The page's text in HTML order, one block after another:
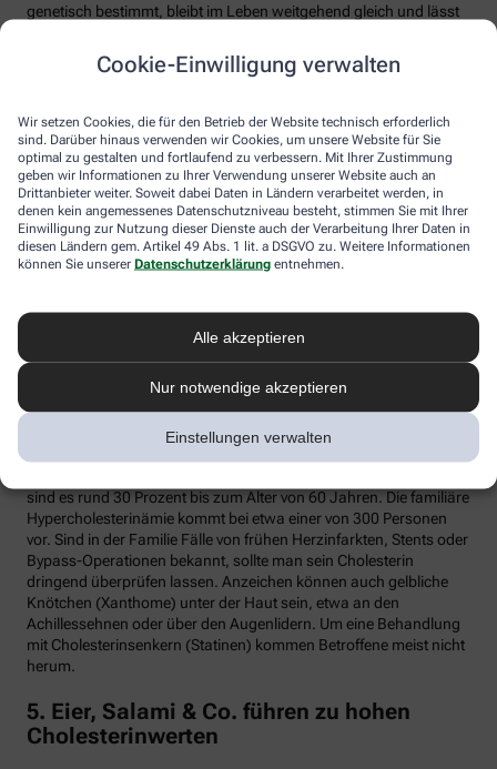
Cookie-Einwilligung verwalten
Wir setzen Cookies, die für den Betrieb der Website technisch erforderlich
sind. Darüber hinaus verwenden wir Cookies, um unsere Website für Sie
optimal zu gestalten und fortlaufend zu verbessern. Mit Ihrer Zustimmung
geben wir Informationen zu Ihrer Verwendung unserer Website auch an
Drittanbieter weiter. Soweit dabei Daten in Ländern verarbeitet werden, in
denen kein angemessenes Datenschutzniveau besteht, stimmen Sie mit Ihrer
Einwilligung zur Nutzung dieser Dienste auch der Verarbeitung Ihrer Daten in
diesen Ländern gem. Artikel 49 Abs. 1 lit. a DSGVO zu. Weitere Informationen
können Sie unserer Datenschutzerklärung entnehmen.
Alle akzeptieren
Nur notwendige akzeptieren
Einstellungen verwalten
genetisch bestimmt, bleibt im Leben weitgehend gleich und lässt
Lebensstil merklich senken (wenngleich Risikofaktoren wie
Rauchen etc. vermieden werden sollten). Experten raten, seinen
4. Hohes Cholesterin betrifft nur ältere
Menschen
Falsch. Zwar steigt das Risiko für erhöhte Cholesterinwerte mit
zunehmendem Alter. Menschen mit sogenannter familiärer
Hypercholesterinämie (FH) haben jedoch schon von Geburt an
erhöhte Blutfettwerte. Bei der erblich bedingten
sehr viel LDL-Cholesterin im Blut an (über 190 bis 500 mg/dl) und
lagert sich an den Wänden der Arterien und Venen ab. Betroffene
Unbehandelt erkrankt etwa die Hälfte der Männer schon vor dem
50. Lebensjahr an einer koronaren Herzkrankheit (KHK), die zum
sind es rund 30 Prozent bis zum Alter von 60 Jahren. Die familiäre
Hypercholesterinämie kommt bei etwa einer von 300 Personen
vor. Sind in der Familie Fälle von frühen Herzinfarkten, Stents oder
Bypass-Operationen bekannt, sollte man sein Cholesterin
dringend überprüfen lassen. Anzeichen können auch gelbliche
Knötchen (Xanthome) unter der Haut sein, etwa an den
Achillessehnen oder über den Augenlidern. Um eine Behandlung
mit Cholesterinsenkern (Statinen) kommen Betroffene meist nicht
herum.
5. Eier, Salami & Co. führen zu hohen
Cholesterinwerten